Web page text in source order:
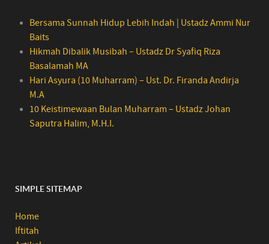
Bersama Sunnah Hidup Lebih Indah | Ustadz Ammi Nur
Baits
Hikmah Dibalik Musibah – Ustadz Dr Syafiq Riza
Basalamah MA
Hari Asyura (10 Muharram) – Ust. Dr. Firanda Andirja
M.A
10 Keistimewaan Bulan Muharram – Ustadz Johan
Saputra Halim, M.H.I.
SIMPLE SITEMAP
Home
Iftitah